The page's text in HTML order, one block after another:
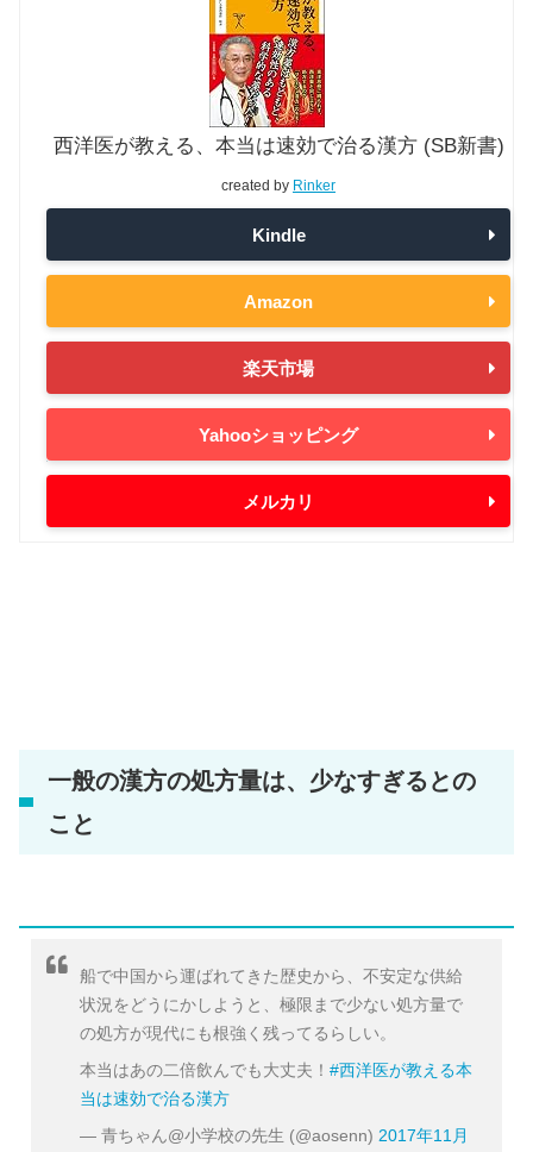
西洋医が教える、本当は速効で治る漢方 (SB新書)
created by Rinker
Kindle
Amazon
楽天市場
Yahooショッピング
メルカリ
一般の漢方の処方量は、少なすぎるとの
こと
船で中国から運ばれてきた歴史から、不安定な供給
状況をどうにかしようと、極限まで少ない処方量で
の処方が現代にも根強く残ってるらしい。
本当はあの二倍飲んでも大丈夫！ #西洋医が教える本
当は速効で治る漢方
— 青ちゃん@小学校の先生 (@aosenn) 2017年11月